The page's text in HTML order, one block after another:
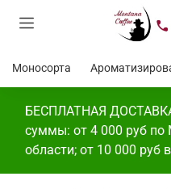
Моносорта
БЕСПЛАТНАЯ ДОСТАВКА
суммы: от 4 000 руб по
области; от 10 000 руб